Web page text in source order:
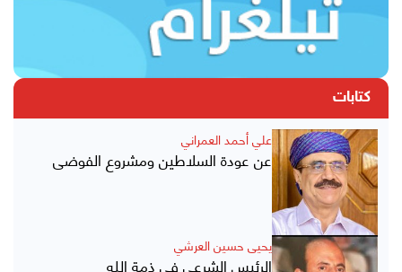
كتابات
علي أحمد العمراني
عن عودة السلاطين ومشروع الفوضى
يحيى حسين العرشي
الرئيس الشرعي في ذمة الله